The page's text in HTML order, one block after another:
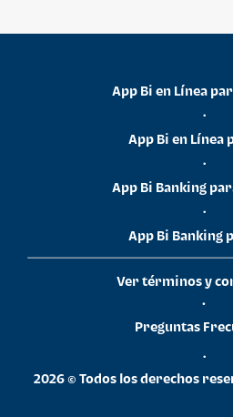
App Bi en Línea
•
App Bi en Línea
•
App Bi Banking
•
App Bi Banking
Ver términos y
•
Preguntas
•
2026 © Todos los derechos